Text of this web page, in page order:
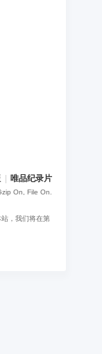
唯品纪录片
On, File On.
，我们将在第